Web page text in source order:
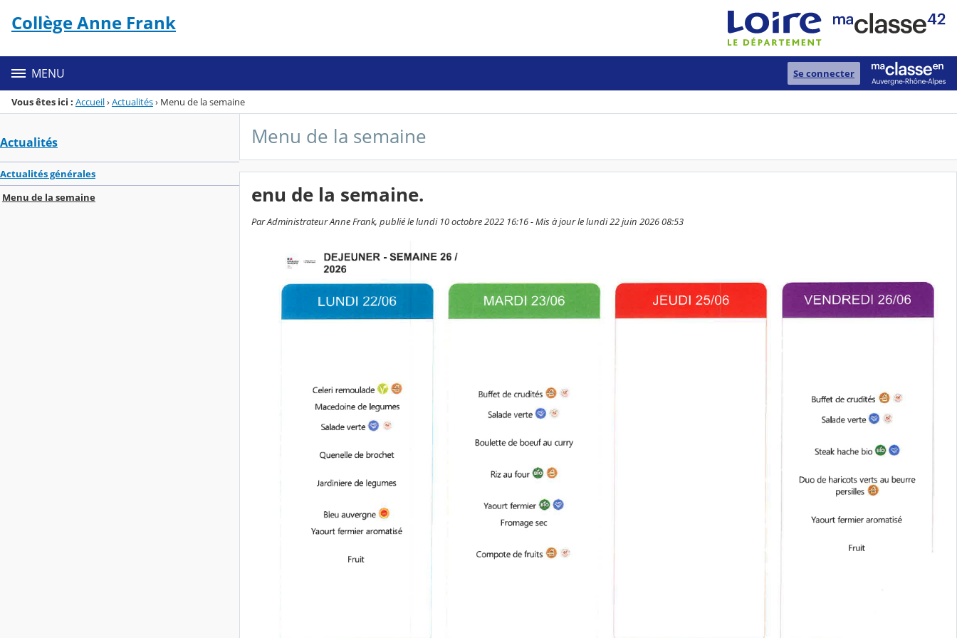
Menu de la rubrique
Contenu
Collège Anne Frank
MENU Se connecter
Vous êtes ici : Accueil›Actualités› Menu de la semaine
Actualités
Actualités générales
Menu de la semaine
Menu de la semaine
enu de la semaine.
Par Administrateur Anne Frank, publié le lundi 10 octobre 2022 16:16 - Mis à jour le lundi 22 juin 2026 08:53